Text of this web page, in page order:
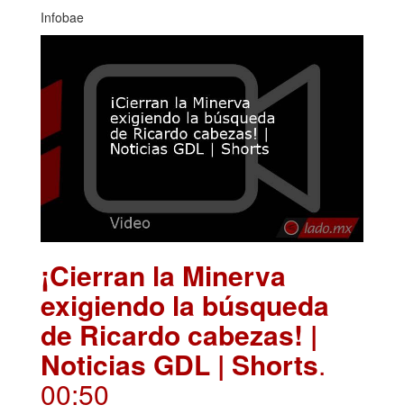
Infobae
¡Cierran la Minerva
exigiendo la búsqueda
de Ricardo cabezas! |
Noticias GDL | Shorts.
00:50